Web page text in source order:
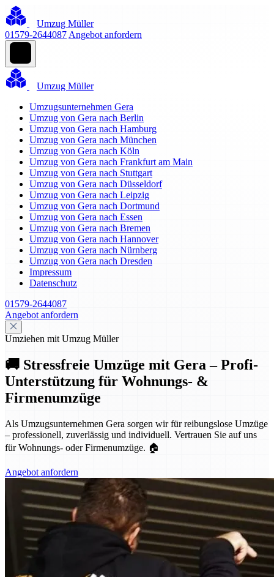
Umzug Müller
01579-2644087 Angebot anfordern
Umzug Müller
Umzugsunternehmen Gera
Umzug von Gera nach Berlin
Umzug von Gera nach Hamburg
Umzug von Gera nach München
Umzug von Gera nach Köln
Umzug von Gera nach Frankfurt am Main
Umzug von Gera nach Stuttgart
Umzug von Gera nach Düsseldorf
Umzug von Gera nach Leipzig
Umzug von Gera nach Dortmund
Umzug von Gera nach Essen
Umzug von Gera nach Bremen
Umzug von Gera nach Hannover
Umzug von Gera nach Nürnberg
Umzug von Gera nach Dresden
Impressum
Datenschutz
01579-2644087
Angebot anfordern
Umziehen mit Umzug Müller
🚚 Stressfreie Umzüge mit Gera – Profi-
Unterstützung für Wohnungs- &
Firmenumzüge
Als Umzugsunternehmen Gera sorgen wir für reibungslose Umzüge
– professionell, zuverlässig und individuell. Vertrauen Sie auf uns
für Wohnungs- oder Firmenumzüge. 🏠
Angebot anfordern